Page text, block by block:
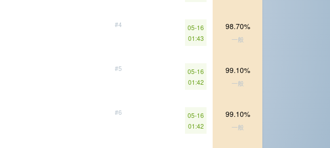
#4
05-16
01:43
98.70%
一般
#5
05-16
01:42
99.10%
一般
#6
05-16
01:42
99.10%
一般